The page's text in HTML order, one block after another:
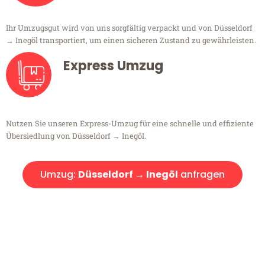
Ihr Umzugsgut wird von uns sorgfältig verpackt und von Düsseldorf
→ Inegöl transportiert, um einen sicheren Zustand zu gewährleisten.
Express Umzug
Nutzen Sie unseren Express-Umzug für eine schnelle und effiziente
Übersiedlung von Düsseldorf → Inegöl.
Umzug: Düsseldorf → Inegöl anfragen